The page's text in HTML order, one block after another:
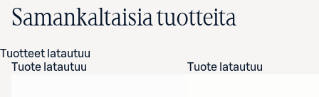
Samankaltaisia tuotteita
Tuotteet latautuu
Tuote latautuu
Tuote latautuu